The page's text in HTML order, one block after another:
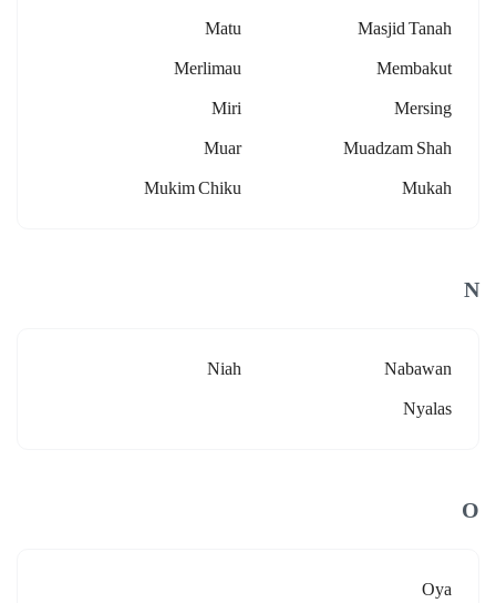
Masjid Tanah
Matu
Membakut
Merlimau
Mersing
Miri
Muadzam Shah
Muar
Mukah
Mukim Chiku
N
Nabawan
Niah
Nyalas
O
Oya